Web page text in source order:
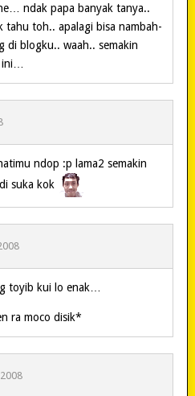
ndak papa banyak tanya..
tahu toh.. apalagi bisa nambah-
di blogku.. waah.. semakin
ndop :p lama2 semakin
suka kok
toyib kui lo enak…
ra moco disik*